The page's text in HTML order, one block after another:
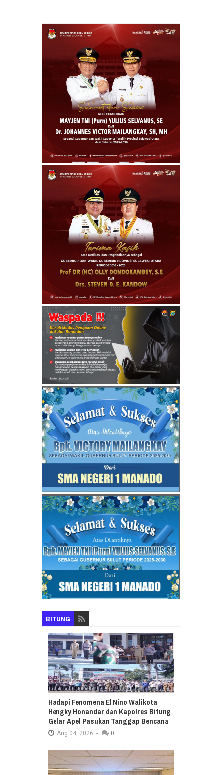
BITUNG
Hadapi Fenomena El Nino Walikota
Hengky Honandar dan Kapolres Bitung
Gelar Apel Pasukan Tanggap Bencana
Aug 04, 2026 - 0